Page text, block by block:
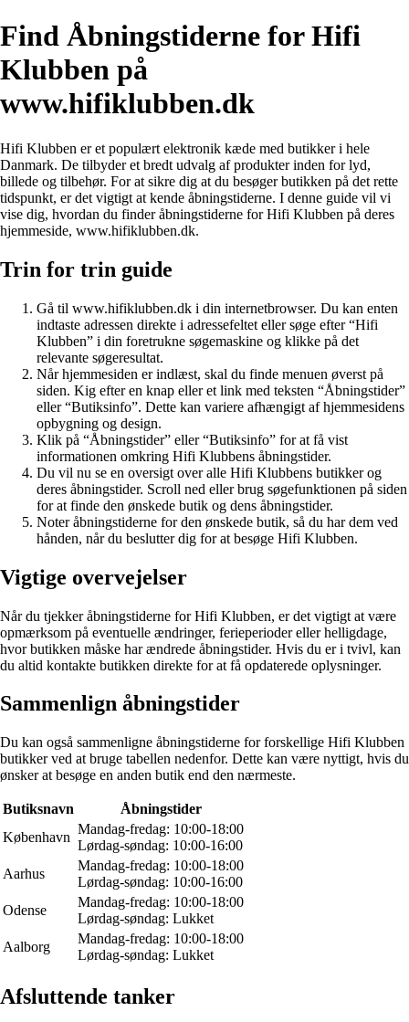
Find Åbningstiderne for Hifi
Klubben på
www.hifiklubben.dk
Hifi Klubben er et populært elektronik kæde med butikker i hele
Danmark. De tilbyder et bredt udvalg af produkter inden for lyd,
billede og tilbehør. For at sikre dig at du besøger butikken på det rette
tidspunkt, er det vigtigt at kende åbningstiderne. I denne guide vil vi
vise dig, hvordan du finder åbningstiderne for Hifi Klubben på deres
hjemmeside, www.hifiklubben.dk.
Trin for trin guide
Gå til www.hifiklubben.dk i din internetbrowser. Du kan enten
indtaste adressen direkte i adressefeltet eller søge efter “Hifi
Klubben” i din foretrukne søgemaskine og klikke på det
relevante søgeresultat.
Når hjemmesiden er indlæst, skal du finde menuen øverst på
siden. Kig efter en knap eller et link med teksten “Åbningstider”
eller “Butiksinfo”. Dette kan variere afhængigt af hjemmesidens
opbygning og design.
Klik på “Åbningstider” eller “Butiksinfo” for at få vist
informationen omkring Hifi Klubbens åbningstider.
Du vil nu se en oversigt over alle Hifi Klubbens butikker og
deres åbningstider. Scroll ned eller brug søgefunktionen på siden
for at finde den ønskede butik og dens åbningstider.
Noter åbningstiderne for den ønskede butik, så du har dem ved
hånden, når du beslutter dig for at besøge Hifi Klubben.
Vigtige overvejelser
Når du tjekker åbningstiderne for Hifi Klubben, er det vigtigt at være
opmærksom på eventuelle ændringer, ferieperioder eller helligdage,
hvor butikken måske har ændrede åbningstider. Hvis du er i tvivl, kan
du altid kontakte butikken direkte for at få opdaterede oplysninger.
Sammenlign åbningstider
Du kan også sammenligne åbningstiderne for forskellige Hifi Klubben
butikker ved at bruge tabellen nedenfor. Dette kan være nyttigt, hvis du
ønsker at besøge en anden butik end den nærmeste.
Butiksnavn
Åbningstider
København
Mandag-fredag: 10:00-18:00
Lørdag-søndag: 10:00-16:00
Aarhus
Mandag-fredag: 10:00-18:00
Lørdag-søndag: 10:00-16:00
Odense
Mandag-fredag: 10:00-18:00
Lørdag-søndag: Lukket
Aalborg
Mandag-fredag: 10:00-18:00
Lørdag-søndag: Lukket
Afsluttende tanker